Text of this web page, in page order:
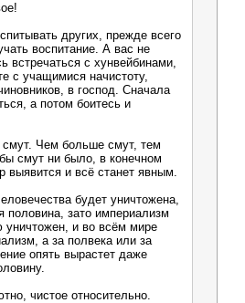
других, прежде всего
воспитание. А вас не
встречаться с хунвейбинами,
с учащимися начистоту,
в господ. Сначала
а потом боитесь и
смут. Чем больше смут, тем
смут ни было, в конечном
выявится и всё станет явным.
будет уничтожена,
половина, зато империализм
уничтожен, и во всём мире
а за полвека или за
опять вырастет даже
чистое относительно.